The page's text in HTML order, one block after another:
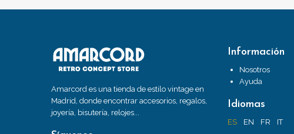
Amarcord es una tienda de estilo vintage en
Madrid, donde encontrar accesorios, regalos,
joyería, bisutería, relojes...
Información
Nosotros
Ayuda
Idiomas
ES EN FR IT